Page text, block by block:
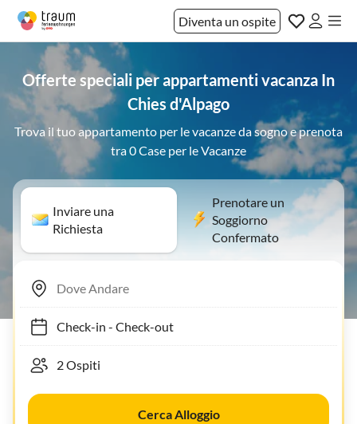
Diventa un ospite
Offerte speciali per appartamenti vacanza In
Chies d'Alpago
Trova il tuo appartamento per le vacanze da sogno e prenota
tra 0 Case per le Vacanze
Inviare una
Richiesta
Prenotare un
Soggiorno
Confermato
Check-in- Check-out
Cerca Alloggio